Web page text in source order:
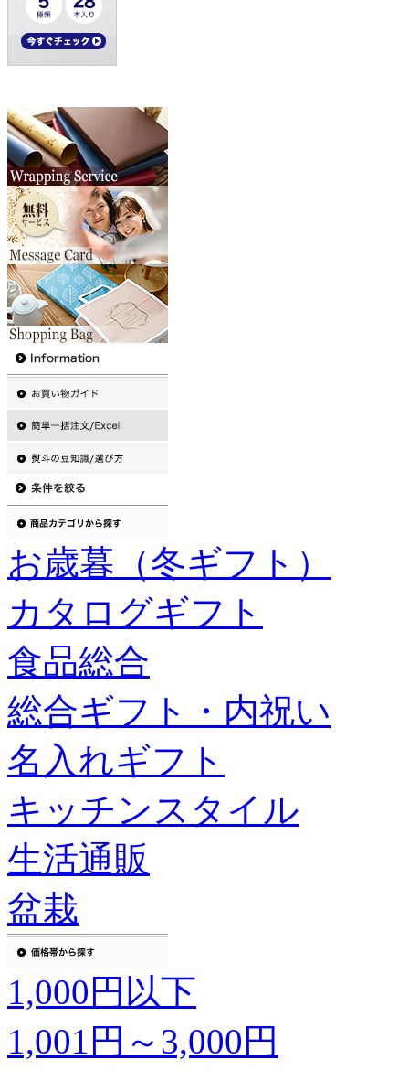
お歳暮（冬ギフト）
カタログギフト
食品総合
総合ギフト・内祝い
名入れギフト
キッチンスタイル
生活通販
盆栽
1,000円以下
1,001円～3,000円